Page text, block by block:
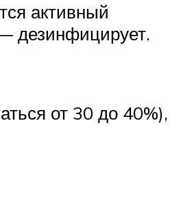
активный
дезинфицирует.
от 30 до 40%),